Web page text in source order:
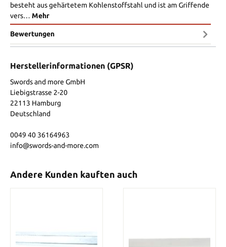
besteht aus gehärtetem Kohlenstoffstahl und ist am Griffende
vers… Mehr
Bewertungen
Herstellerinformationen (GPSR)
Swords and more GmbH
Liebigstrasse 2-20
22113 Hamburg
Deutschland
0049 40 36164963
info@swords-and-more.com
Andere Kunden kauften auch